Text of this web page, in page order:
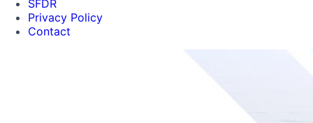
SFDR
Privacy Policy
Contact